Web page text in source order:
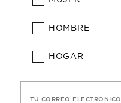
HOMBRE
HOGAR
TU CORREO ELECTRÓNICO